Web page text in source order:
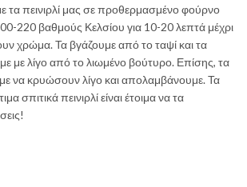
τα πεινιρλί μας σε προθερμασμένο φούρνο
220 βαθμούς Κελσίου για 10-20 λεπτά μέχρι
χρώμα. Τα βγάζουμε από το ταψί και τα
με λίγο από το λιωμένο βούτυρο. Επίσης, τα
να κρυώσουν λίγο και απολαμβάνουμε. Τα
σπιτικά πεινιρλί είναι έτοιμα να τα